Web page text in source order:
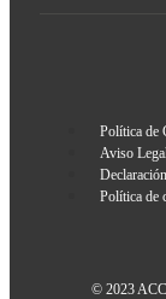
Política de
Aviso
Política de
© 2023 ACC